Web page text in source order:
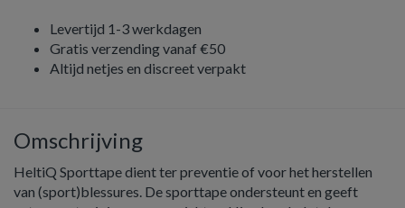
Levertijd 1-3 werkdagen
Gratis verzending vanaf €50
Altijd netjes en discreet verpakt
Omschrijving
HeltiQ Sporttape dient ter preventie of voor het herstellen
van (sport)blessures. De sporttape ondersteunt en geeft